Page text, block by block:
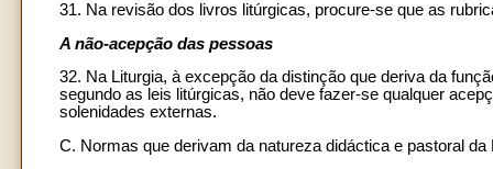
31. Na revisão dos livros litúrgicas, procure-se que as
A não-acepção das pessoas
32. Na Liturgia, à excepção da distinção que deriva da
segundo as leis litúrgicas, não deve fazer-se qualquer
solenidades externas.
C. Normas que derivam da natureza didáctica e pastoral da